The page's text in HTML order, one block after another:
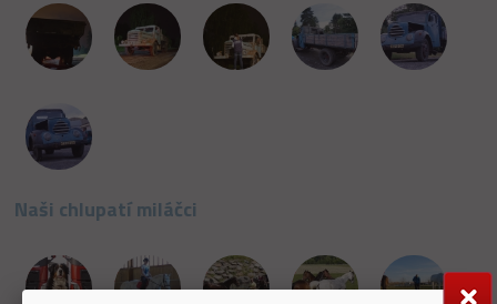
Naši chlupatí miláčci